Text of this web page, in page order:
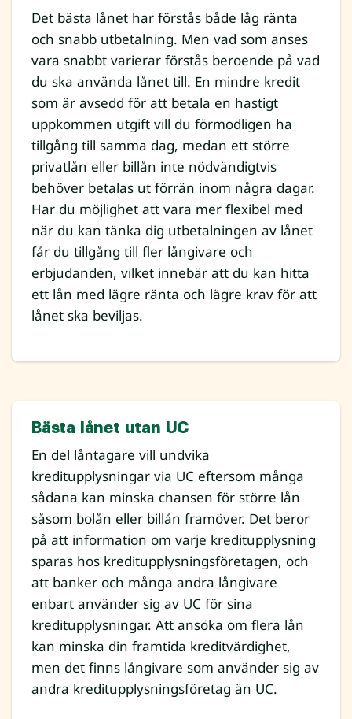
Det bästa lånet har förstås både låg ränta
och snabb utbetalning. Men vad som anses
vara snabbt varierar förstås beroende på vad
du ska använda lånet till. En mindre kredit
som är avsedd för att betala en hastigt
uppkommen utgift vill du förmodligen ha
tillgång till samma dag, medan ett större
privatlån eller billån inte nödvändigtvis
behöver betalas ut förrän inom några dagar.
Har du möjlighet att vara mer flexibel med
när du kan tänka dig utbetalningen av lånet
får du tillgång till fler långivare och
erbjudanden, vilket innebär att du kan hitta
ett lån med lägre ränta och lägre krav för att
lånet ska beviljas.
Bästa lånet utan UC
En del låntagare vill undvika
kreditupplysningar via UC eftersom många
sådana kan minska chansen för större lån
såsom bolån eller billån framöver. Det beror
på att information om varje kreditupplysning
sparas hos kreditupplysningsföretagen, och
att banker och många andra långivare
enbart använder sig av UC för sina
kreditupplysningar. Att ansöka om flera lån
kan minska din framtida kreditvärdighet,
men det finns långivare som använder sig av
andra kreditupplysningsföretag än UC.